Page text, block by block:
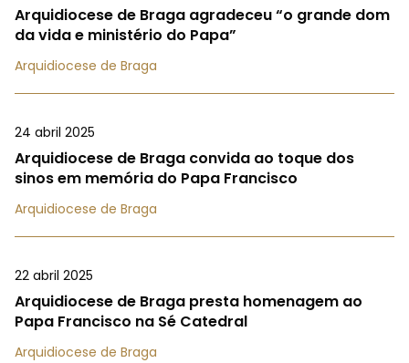
Arquidiocese de Braga agradeceu “o grande dom
da vida e ministério do Papa”
Arquidiocese de Braga
24 abril 2025
Arquidiocese de Braga convida ao toque dos
sinos em memória do Papa Francisco
Arquidiocese de Braga
22 abril 2025
Arquidiocese de Braga presta homenagem ao
Papa Francisco na Sé Catedral
Arquidiocese de Braga